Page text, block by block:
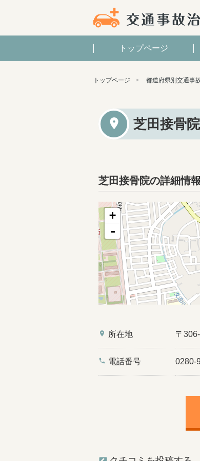
トップページ
トップページ 都道府県別交通事
芝田接骨院
芝田接骨院の詳細情報
+
-
place 所在地 〒
phone 電話番号 0280-